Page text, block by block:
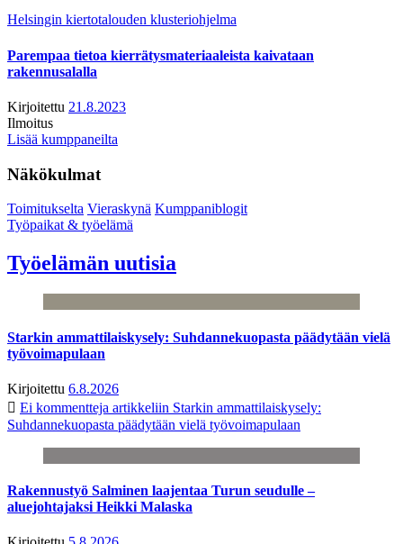
Helsingin kiertotalouden klusteriohjelma
Parempaa tietoa kierrätysmateriaaleista kaivataan
rakennusalalla
Kirjoitettu 21.8.2023
Ilmoitus
Lisää kumppaneilta
Näkökulmat
Toimitukselta Vieraskynä Kumppaniblogit
Työpaikat & työelämä
Työelämän uutisia
Starkin ammattilaiskysely: Suhdannekuopasta päädytään vielä
työvoimapulaan
Kirjoitettu 6.8.2026
Ei kommentteja artikkeliin Starkin ammattilaiskysely:
Suhdannekuopasta päädytään vielä työvoimapulaan
Rakennustyö Salminen laajentaa Turun seudulle –
aluejohtajaksi Heikki Malaska